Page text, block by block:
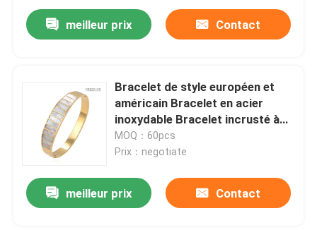
meilleur prix Contact
Bracelet de style européen et
américain Bracelet en acier
inoxydable Bracelet incrusté à
rayures verticales
MOQ：60pcs
Prix：negotiate
meilleur prix Contact